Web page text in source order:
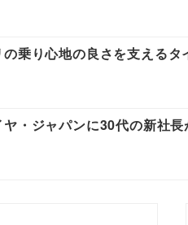
乗り心地の良さを支えるタ
・ジャパンに30代の新社長